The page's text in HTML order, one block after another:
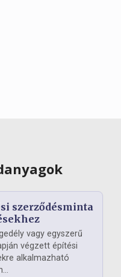
szerződésminta
vagy egyszerű
végzett építési
alkalmazható